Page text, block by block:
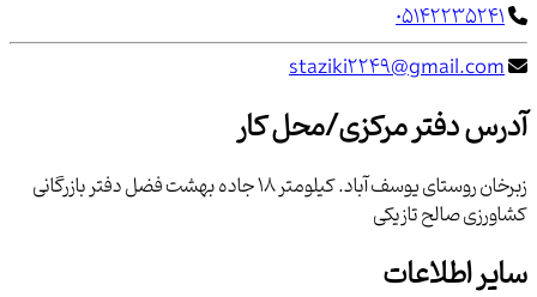
05142235241
staziki2249@gmail.com
آدرس دفتر مرکزی/محل کار
زبرخان روستای یوسف آباد. کیلومتر 18 جاده بهشت فضل دفتر بازرگانی
کشاورزی صالح تازیکی
سایر اطلاعات